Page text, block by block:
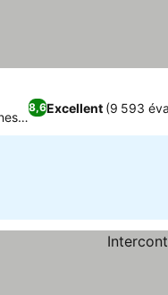
8,6Excellent (9 593